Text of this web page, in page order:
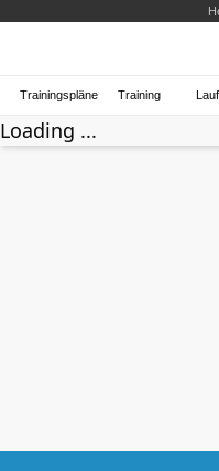
Trainingspläne Training
Loading ...